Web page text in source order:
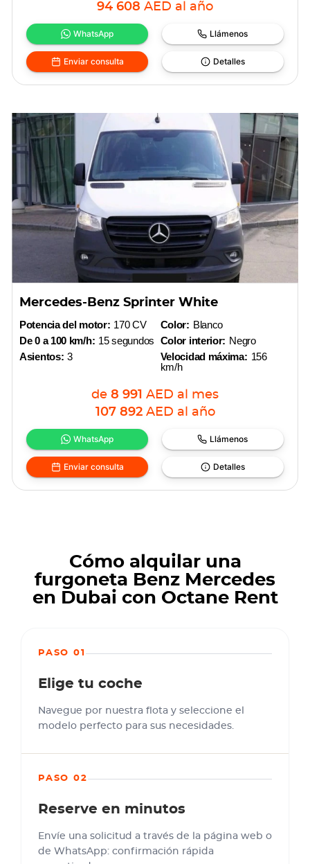
94 608 AED al año
WhatsApp Llámenos
Enviar consulta Detalles
Mercedes-Benz Sprinter White
Potencia del motor: 170 CV
De 0 a 100 km/h: 15 segundos
Asientos: 3
Color: Blanco
Color interior: Negro
Velocidad máxima: 156
km/h
de 8 991 AED al mes
107 892 AED al año
WhatsApp Llámenos
Enviar consulta Detalles
Cómo alquilar una
furgoneta Benz Mercedes
en Dubai con Octane Rent
PASO 01
Elige tu coche
Navegue por nuestra flota y seleccione el
modelo perfecto para sus necesidades.
PASO 02
Reserve en minutos
Envíe una solicitud a través de la página web o
de WhatsApp: confirmación rápida